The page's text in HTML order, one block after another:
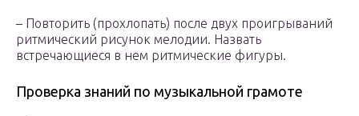
– Повторить (прохлопать) после двух проигрываний
ритмический рисунок мелодии. Назвать
встречающиеся в нем ритмические фигуры.
Проверка знаний по музыкальной грамоте